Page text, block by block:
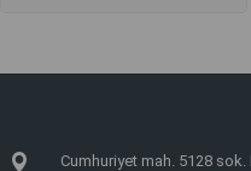
Cumhuriyet mah. 5128